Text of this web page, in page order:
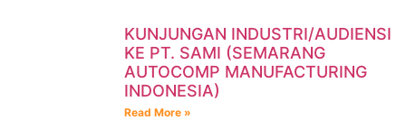
KUNJUNGAN INDUSTRI/AUDIENSI
KE PT. SAMI (SEMARANG
AUTOCOMP MANUFACTURING
INDONESIA)
Read More »